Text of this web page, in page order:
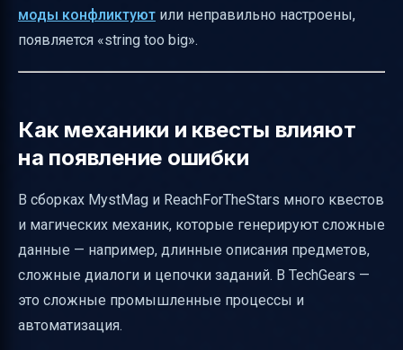
моды конфликтуют или неправильно настроены,
появляется «string too big».
Как механики и квесты влияют
на появление ошибки
В сборках MystMag и ReachForTheStars много квестов
и магических механик, которые генерируют сложные
данные — например, длинные описания предметов,
сложные диалоги и цепочки заданий. В TechGears —
это сложные промышленные процессы и
автоматизация.